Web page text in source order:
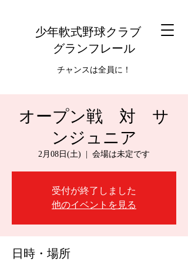
少年軟式野球クラブ
グランフレール
チャンスは全員に！
オープン戦 対 サ
ンジュニア
2月08日(土) 会場は未定です
受付が終了しました
他のイベントを見る
日時・場所